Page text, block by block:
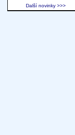
Další novinky >>>